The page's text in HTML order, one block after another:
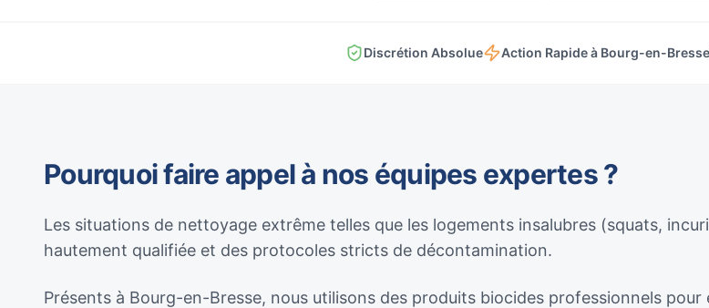
Discrétion Absolue Action Rapide à Bourg-en-Bresse
Pourquoi faire appel à nos équipes expertes ?
Les situations de nettoyage extrême telles que les logements insalubres (squats,
hautement qualifiée et des protocoles stricts de décontamination.
Présents à Bourg-en-Bresse, nous utilisons des produits biocides professionnels